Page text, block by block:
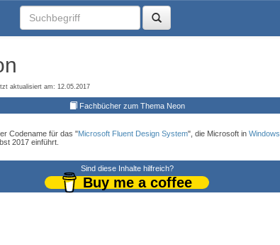
aktualisiert am: 12.05.2017
Fachbücher zum Thema Neon
Codename für das "Microsoft Fluent Design System", die Microsoft in Windows
2017 einführt.
Sind diese Inhalte hilfreich?
Buy me a coffee